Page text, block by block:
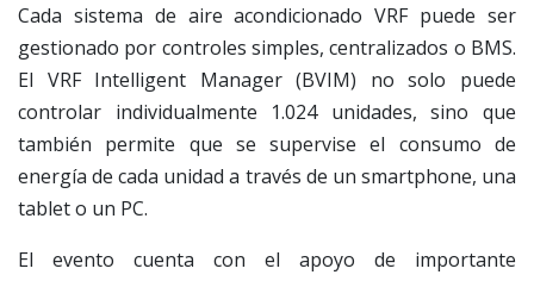
Cada sistema de aire acondicionado VRF puede ser
gestionado por controles simples, centralizados o BMS.
El VRF Intelligent Manager (BVIM) no solo puede
controlar individualmente 1.024 unidades, sino que
también permite que se supervise el consumo de
energía de cada unidad a través de un smartphone, una
tablet o un PC.
El evento cuenta con el apoyo de importante